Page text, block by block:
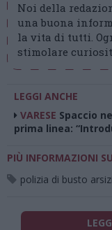
Noi della
una buona
la vita di tutti.
stimolare
LEGGI ANCHE
VARESE Spaccio
prima linea:
PIÙ INFORMAZIONI SU
polizia di busto